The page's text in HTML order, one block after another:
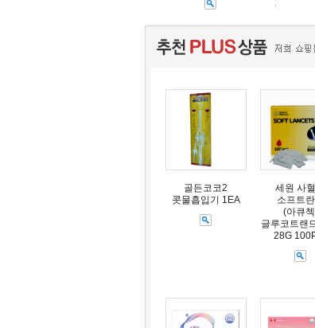
골든코코2
콧물흡입기 1EA
세원 사
소프트
(아큐
글루코트랜
28G